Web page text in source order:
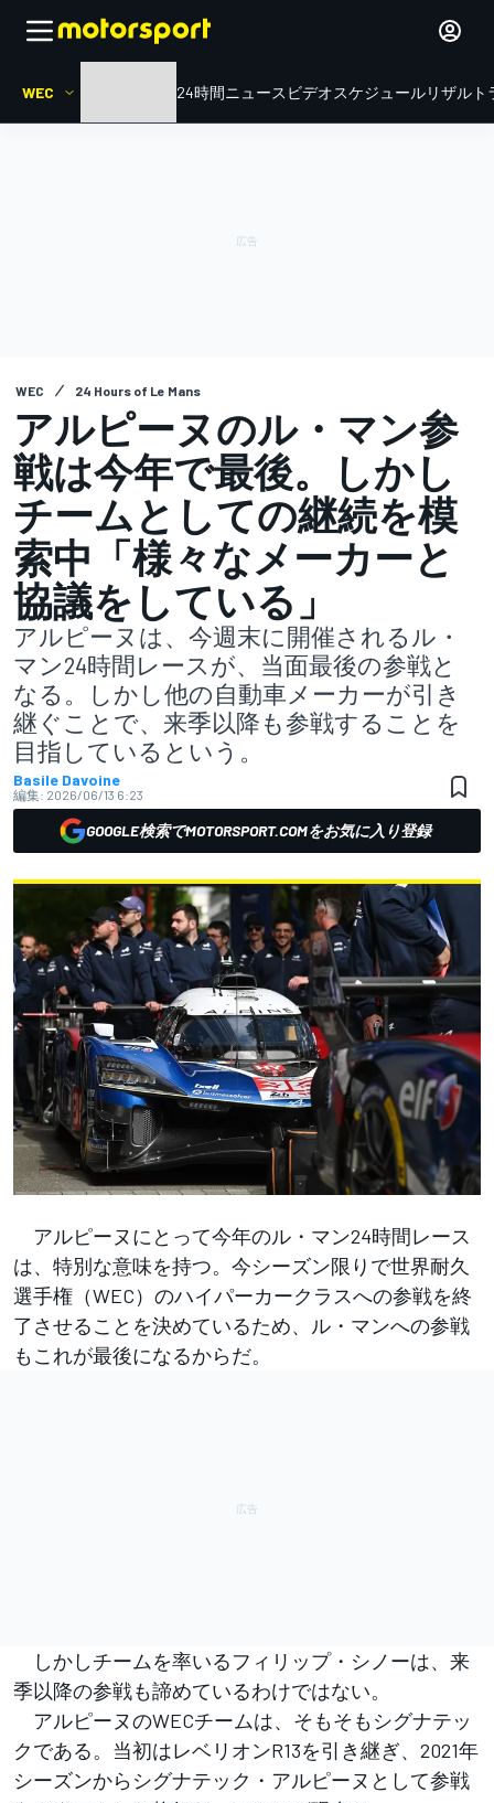
WEC ル・マン24時間ニュース ビデオスケジュールリザルト
WEC 24 Hours of Le Mans
アルピーヌのル・マン参
戦は今年で最後。しかし
チームとしての継続を模
索中「様々なメーカーと
協議をしている」
アルピーヌは、今週末に開催されるル・
マン24時間レースが、当面最後の参戦と
なる。しかし他の自動車メーカーが引き
継ぐことで、来季以降も参戦することを
目指しているという。
Basile Davoine
編集: 2026/06/13 6:23
GOOGLE検索でMOTORSPORT.COMをお気に入り登録
アルピーヌにとって今年のル・マン24時間レース
は、特別な意味を持つ。今シーズン限りで世界耐久
選手権（WEC）のハイパーカークラスへの参戦を終
了させることを決めているため、ル・マンへの参戦
もこれが最後になるからだ。
しかしチームを率いるフィリップ・シノーは、来
季以降の参戦も諦めているわけではない。
アルピーヌのWECチームは、そもそもシグナテッ
クである。当初はレベリオンR13を引き継ぎ、2021年
シーズンからシグナテック・アルピーヌとして参戦